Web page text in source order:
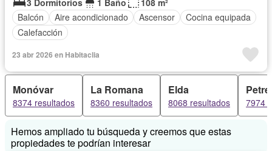
Balcón
Aire acondicionado Ascensor
Cocina equipada
Calefacción
23 abr 2026 en Habitaclia
Monóvar
8374 resultados
La Romana
8360 resultados
Elda
8068 resultados 7974
Hemos ampliado tu búsqueda y creemos que estas
propiedades te podrían interesar